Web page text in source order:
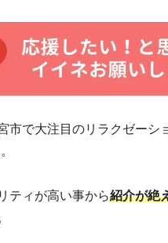
市で大注目のリラクゼーシ
ティが高い事から紹介が絶